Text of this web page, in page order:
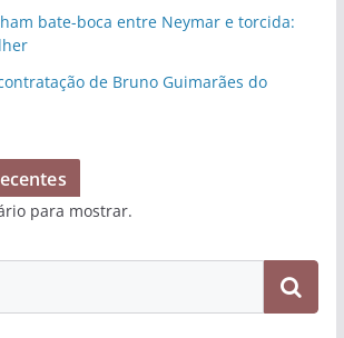
bate-boca entre Neymar e torcida:
de Bruno Guimarães do
para mostrar.